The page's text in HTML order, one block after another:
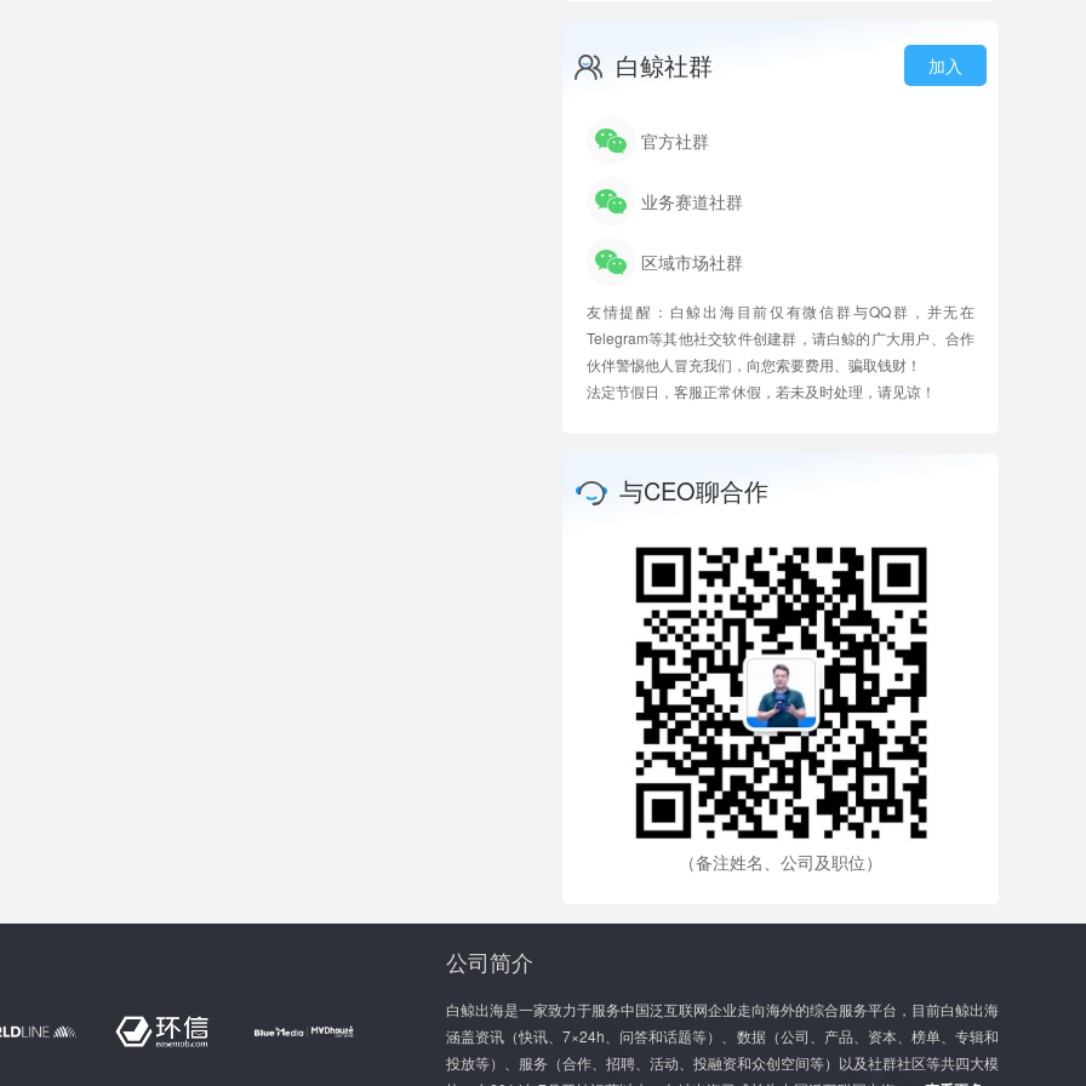
白鲸社群 加入
官方社群
业务赛道社群
区域市场社群
友情提醒：白鲸出海目前仅有微信群与QQ群，并无在
Telegram等其他社交软件创建群，请白鲸的广大用户、合作
伙伴警惕他人冒充我们，向您索要费用、骗取钱财！
法定节假日，客服正常休假，若未及时处理，请见谅！
与CEO聊合作
（备注姓名、公司及职位）
公司简介
白鲸出海是一家致力于服务中国泛互联网企业走向海外的综合服务平台，目前白鲸出海
涵盖资讯（快讯、7×24h、问答和话题等）、数据（公司、产品、资本、榜单、专辑和
投放等）、服务（合作、招聘、活动、投融资和众创空间等）以及社群社区等共四大模